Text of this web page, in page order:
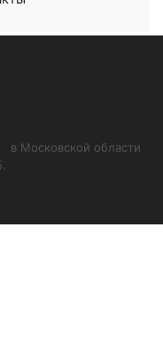
в Московской области